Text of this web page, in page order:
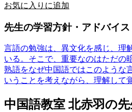
お気に入りに追加
先生の学習方針・アドバイス
言語の勉強は、異文化を感じ、理
いる。そこで、重要なのはただの
熟語をなぜ中国語ではこのような
いうことを考えながら、理解して
中国語教室 北赤羽の